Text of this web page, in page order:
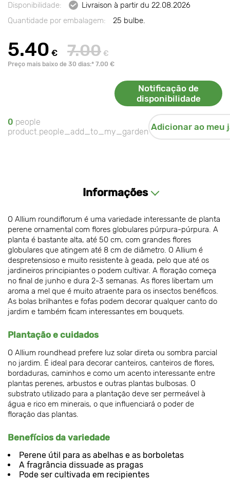
Disponibilidade:
Livraison à partir du 22.08.2026
Quantidade por embalagem:
25 bulbe.
5.40 € 7.00 €
Preço mais baixo de 30 dias:* 7.00 €
Notificação de
disponibilidade
0 people
product.people_add_to_my_garden Adicionar ao meu
Informações
O Allium roundiflorum é uma variedade interessante de planta
perene ornamental com flores globulares púrpura-púrpura. A
planta é bastante alta, até 50 cm, com grandes flores
globulares que atingem até 8 cm de diâmetro. O Allium é
despretensioso e muito resistente à geada, pelo que até os
jardineiros principiantes o podem cultivar. A floração começa
no final de junho e dura 2-3 semanas. As flores libertam um
aroma a mel que é muito atraente para os insectos benéficos.
As bolas brilhantes e fofas podem decorar qualquer canto do
jardim e também ficam interessantes em bouquets.
Plantação e cuidados
O Allium roundhead prefere luz solar direta ou sombra parcial
no jardim. É ideal para decorar canteiros, canteiros de flores,
bordaduras, caminhos e como um acento interessante entre
plantas perenes, arbustos e outras plantas bulbosas. O
substrato utilizado para a plantação deve ser permeável à
água e rico em minerais, o que influenciará o poder de
floração das plantas.
Benefícios da variedade
Perene útil para as abelhas e as borboletas
A fragrância dissuade as pragas
Pode ser cultivada em recipientes